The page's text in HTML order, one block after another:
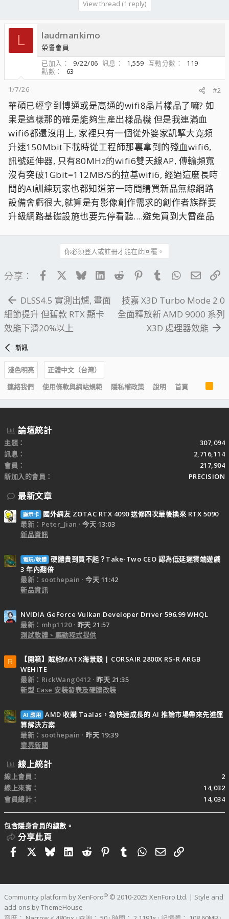
View thread (1 reply)
L laudmankimo
榮譽會員
已加入
9/22/06 訊息 1,559 互動分數
119
點數
63
1/7/26
#2
華碩已經拿到博通或是高通的wifi8晶片樣品了嘛? 如
果是這樣那的確是能夠生產出樣品機 但是我連滿血
wifi6都還沒用上, 家裡只有一個從外婆家凱擘大寬頻
升速150Mbit下載時從工程師那裏拿到的殘血wifi6,
訊號延伸器, 只有80MHz的wifi6雙天線AP, 傳輸頻寬
沒有突破1Gbit=112MB/S的拉基wifi6, 經過這麼長時
間的AI訓練玩家也都知道第一時間購買新品無線網路
設備會虧很大,就算是有影像創作需求的創作者族群要
升級網路基礎設施也要先停看聽....避免買到大雷產品
你必須登入或註冊才能在此回覆。
分享： FacebookBlueskyLinkedIn
Reddit PinterestTumblrWhatsApp
電子
DLSS4.5 實測出爐, 畫面
細節提升 但舊款 RTX 顯卡
效能下滑20%以上
技嘉 X3D Turbo Mode 2.0
全面釋放新 AMD 9000 系列
X3D 處理器效能
新訊
淺色明亮
正體中文（台灣）
連絡我們
使用條款與網站規範 隱私權政策 說明 首頁
R
S
S
論壇統計
主題
307,094
訊息
2,716,114
會員
217,904
新加入的會員
PRECISION
最新文章
顯示卡
國外網友 ZOTAC RTX 4090 送修四次最後換來 RTX 5090
最新：Peter_Jian
今天 13:03
新品資訊
電玩/軟體 硬體貴到買不起？Take-Two CEO 認為低延遲雲端遊戲
3 年內翻倍
最新：soothepain
今天 11:42
新品資訊
NVIDIA GeForce Vulkan Developer Driver 596.99 WHQL
最新：mhp1120
昨天 21:57
測試軟體、驅動程式提供
R
【開箱】賊船MATX海景殼 | CORSAIR 2800X RS-R ARGB
WEHITE
最新：RickWang0412
昨天 21:35
新型 Case 安裝發表及硬體改裝
AI 應用 AMD 收購 Taalas，為快速成長的 AI 推論市場帶來先進運
算解決方案
最新：soothepain
昨天 19:39
業界新聞
線上統計
線上會員
2
線上來賓
14,032
會員總計
14,034
包含隱身會員的總數。
分享此頁
FacebookBlueskyLinkedIn
RedditPinterestTumblrWhatsApp
電子郵件
連結
Community platform by XenForo® © 2010-2025 XenForo Ltd. | Style and
add-ons by ThemeHouse